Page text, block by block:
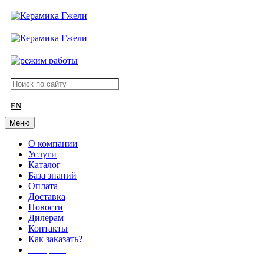
EN
Меню
О компании
Услуги
Каталог
База знаний
Оплата
Доставка
Новости
Дилерам
Контакты
Как заказать?